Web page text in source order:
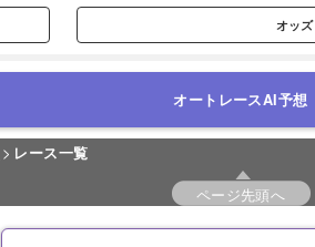
オッズ
オートレースAI予想
レース一覧
ページ先頭へ